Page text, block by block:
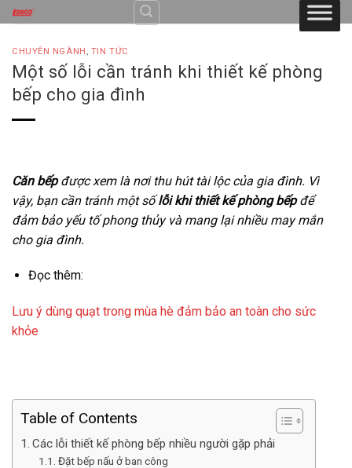
Skip
to
content
CHUYÊN NGÀNH , TIN TỨC
Một số lỗi cần tránh khi thiết kế phòng
bếp cho gia đình
Căn bếpđược xem là nơi thu hút tài lộc của gia đình. Vì
vậy, bạn cần tránh một sốlỗi khi thiết kế phòng bếpđể
đảm bảo yếu tố phong thủy và mang lại nhiều may mắn
cho gia đình.
Đọc thêm:
Lưu ý dùng quạt trong mùa hè đảm bảo an toàn cho sức
khỏe
Table of Contents
Các lỗi thiết kế phòng bếp nhiều người gặp phải
Đặt bếp nấu ở ban công